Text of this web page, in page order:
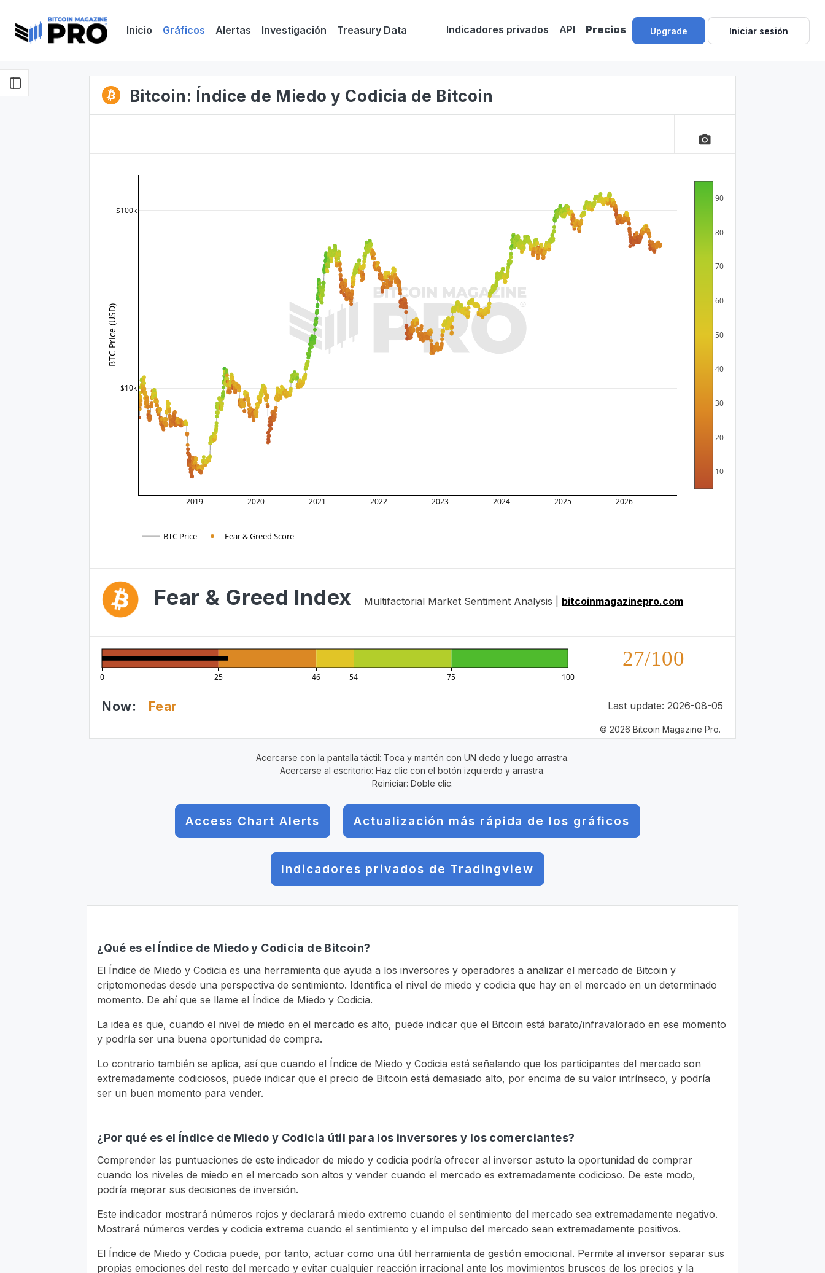
Inicio Gráficos Alertas Investigación Treasury Data Indicadores privados API Precios Upgrade Iniciar sesión
Bitcoin: Índice de Miedo y Codicia de Bitcoin
camera_alt
2019 2020 2021 2022 2023 2024 2025 2026
$10k
$100k
BTC Price Fear & Greed Score
10
20
30
40
50
60
70
80
90
BTC Price (USD)
Fear & Greed Index Multifactorial Market Sentiment Analysis | bitcoinmagazinepro.com
27/100
0 25 46 54 75 100
Now: Fear Last update: 2026-08-05
© 2026 Bitcoin Magazine Pro.
Acercarse con la pantalla táctil: Toca y mantén con UN dedo y luego arrastra.
Acercarse al escritorio: Haz clic con el botón izquierdo y arrastra.
Reiniciar: Doble clic.
Access Chart Alerts Actualización más rápida de los gráficos
Indicadores privados de Tradingview
¿Qué es el Índice de Miedo y Codicia de Bitcoin?
El Índice de Miedo y Codicia es una herramienta que ayuda a los inversores y operadores a analizar el mercado de Bitcoin y
criptomonedas desde una perspectiva de sentimiento. Identifica el nivel de miedo y codicia que hay en el mercado en un determinado
momento. De ahí que se llame el Índice de Miedo y Codicia.
La idea es que, cuando el nivel de miedo en el mercado es alto, puede indicar que el Bitcoin está barato/infravalorado en ese momento
y podría ser una buena oportunidad de compra.
Lo contrario también se aplica, así que cuando el Índice de Miedo y Codicia está señalando que los participantes del mercado son
extremadamente codiciosos, puede indicar que el precio de Bitcoin está demasiado alto, por encima de su valor intrínseco, y podría
ser un buen momento para vender.
¿Por qué es el Índice de Miedo y Codicia útil para los inversores y los comerciantes?
Comprender las puntuaciones de este indicador de miedo y codicia podría ofrecer al inversor astuto la oportunidad de comprar
cuando los niveles de miedo en el mercado son altos y vender cuando el mercado es extremadamente codicioso. De este modo,
podría mejorar sus decisiones de inversión.
Este indicador mostrará números rojos y declarará miedo extremo cuando el sentimiento del mercado sea extremadamente negativo.
Mostrará números verdes y codicia extrema cuando el sentimiento y el impulso del mercado sean extremadamente positivos.
El Índice de Miedo y Codicia puede, por tanto, actuar como una útil herramienta de gestión emocional. Permite al inversor separar sus
propias emociones del resto del mercado y evitar cualquier reacción irracional ante los movimientos bruscos de los precios y la